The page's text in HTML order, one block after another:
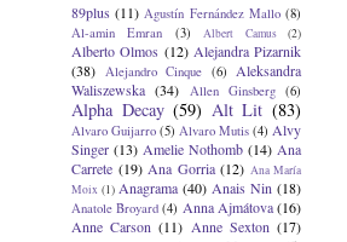
89plus (11) Agustín Fernández Mallo (8)
Al-amin Emran
(3) Albert Camus (2)
Alberto Olmos (12) Alejandra Pizarnik
(38)
Alejandro Cinque (6)
Aleksandra
Waliszewska (34) Allen Ginsberg (6)
Alpha Decay (59) Alt Lit (83)
Alvaro Guijarro (5) Alvaro Mutis (4) Alvy
Singer (13) Amelie Nothomb (14) Ana
Carrete (19) Ana Gorria (12) Ana María
Moix (1) Anagrama (40) Anais Nin (18)
Anatole Broyard (4) Anna Ajmátova (16)
Anne Carson (11) Anne Sexton (17)